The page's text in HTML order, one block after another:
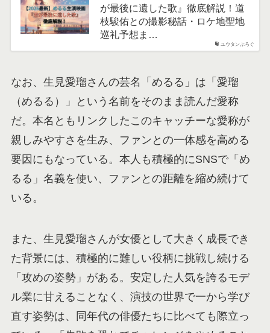
ユウタンぶろぐ
が最後に遺した歌』徹底解説！道
枝駿佑との撮影秘話・ロケ地聖地
巡礼予想ま…
なお、生見愛瑠さんの芸名「めるる」は「愛瑠
（めるる）」という名前をそのまま読んだ愛称
だ。本名ともリンクしたこのキャッチーな愛称が
親しみやすさを生み、ファンとの一体感を高める
要因にもなっている。本人も積極的にSNSで「め
るる」名義を使い、ファンとの距離を縮め続けて
いる。
また、生見愛瑠さんが女優として大きく成長でき
た背景には、積極的に難しい役柄に挑戦し続ける
「攻めの姿勢」がある。安定した人気を誇るモデ
ル業に甘えることなく、演技の世界で一から学び
直す姿勢は、同年代の俳優たちに比べても際立っ